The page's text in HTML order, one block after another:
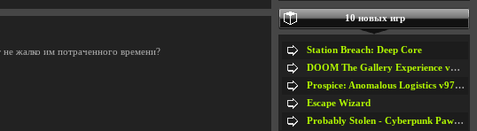
жалко им потраченного времени?
10 новых игр
Station Breach: Deep Core
DOOM The Gallery Experience v1.4.2
Prospice: Anomalous Logistics v97 [Playtest]
Escape Wizard
Probably Stolen - Cyberpunk Pawnshop Simulator v048c [Playtest]